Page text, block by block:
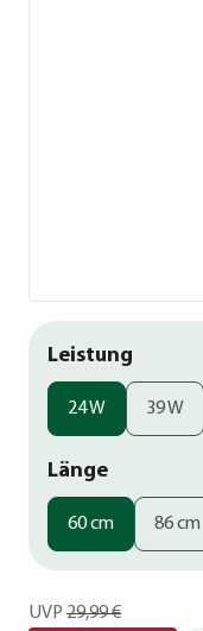
Leistung
24 W 39 W
Länge
60 cm 86 cm
UVP 29,99 €